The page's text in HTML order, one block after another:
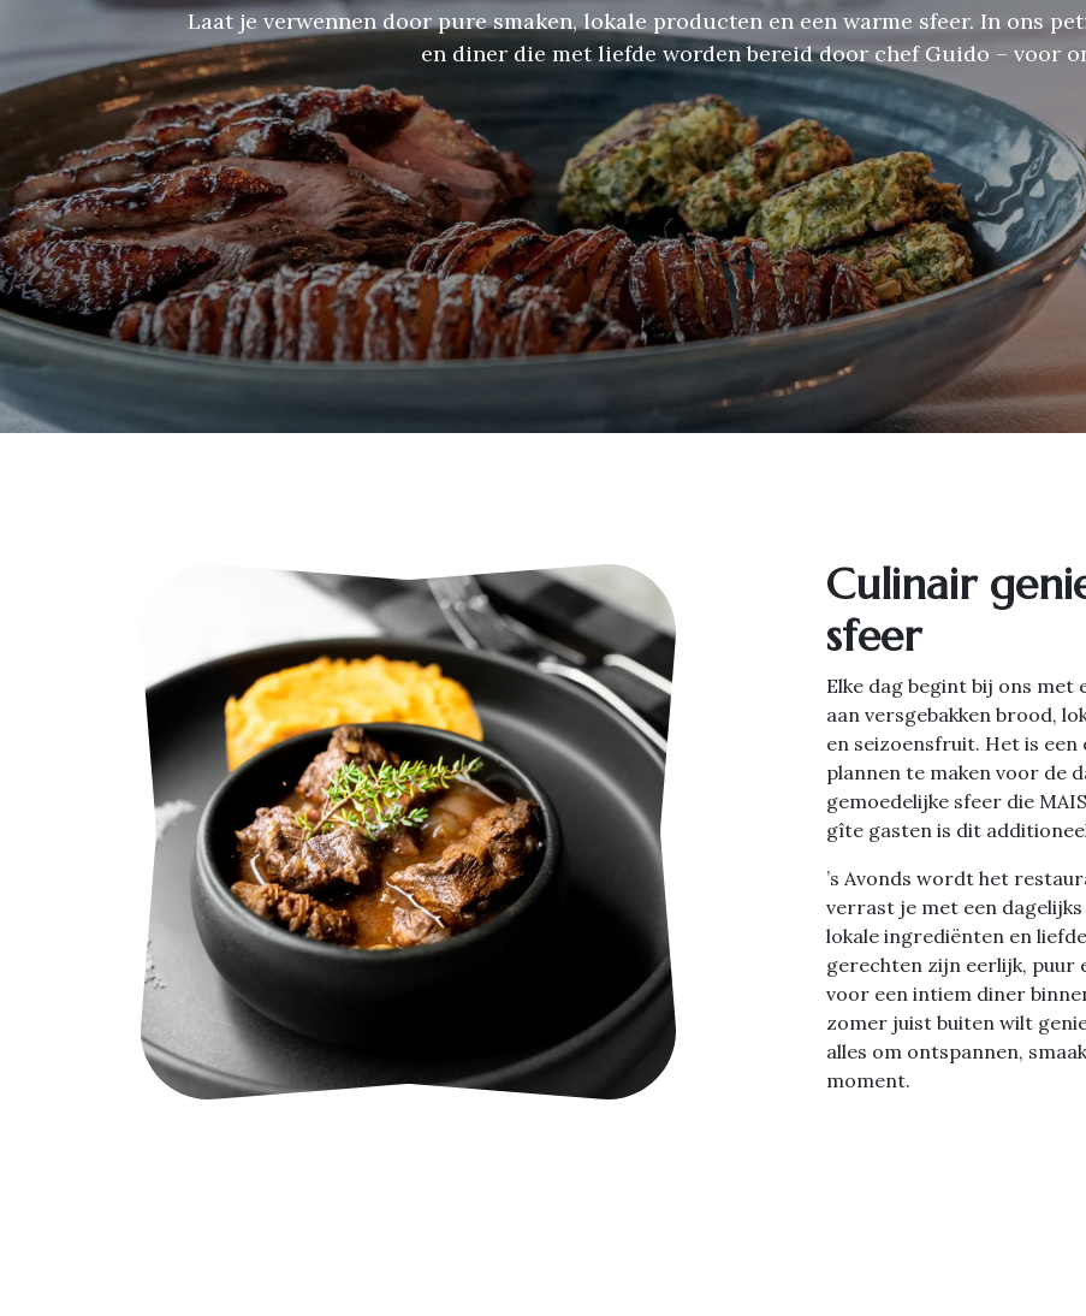
Laat je verwennen door pure smaken, lokale producten en een warme sfeer. In ons
en diner die met liefde worden bereid door chef Guido – voor
Culinair
sfeer
Elke dag begint bij ons
aan versgebakken brood,
en seizoensfruit. Het is
plannen te maken voor de
gemoedelijke sfeer die
gîte gasten is dit
’s Avonds wordt het
verrast je met een
lokale ingrediënten en
gerechten zijn eerlijk, puur
voor een intiem diner
zomer juist buiten wilt
alles om ontspannen,
moment.